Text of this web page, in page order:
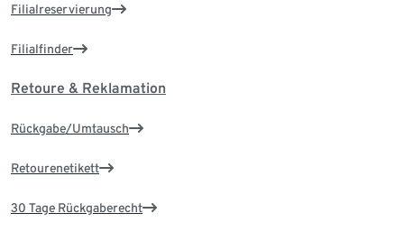
Filialreservierung
Filialfinder
Retoure & Reklamation
Rückgabe/Umtausch
Retourenetikett
30 Tage Rückgaberecht